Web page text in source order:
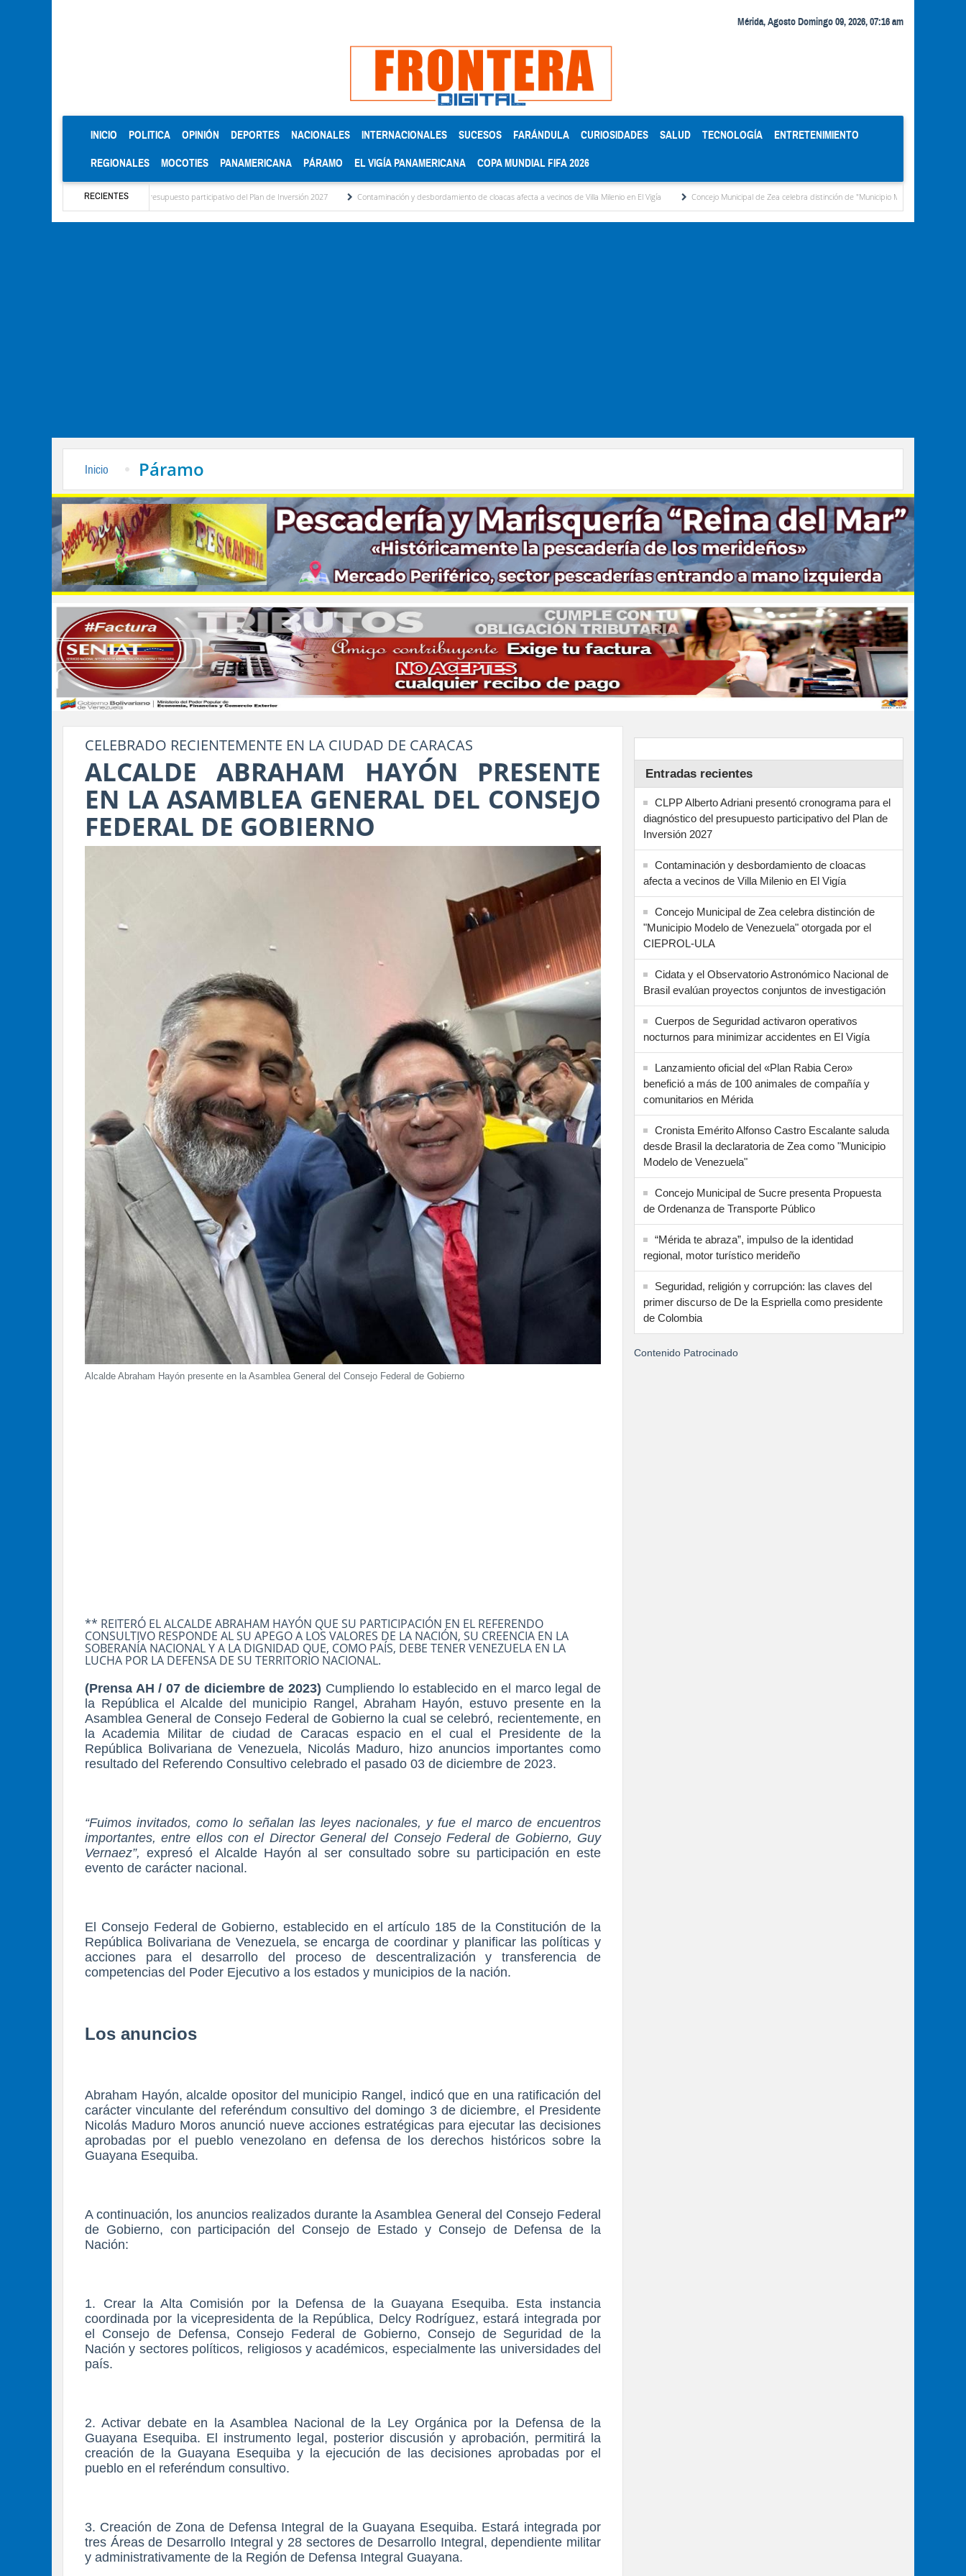
Mérida, Agosto Domingo 09, 2026, 07:16 am
INICIO (CURRENT)
POLITICA OPINIÓN DEPORTES NACIONALES INTERNACIONALES SUCESOS FARÁNDULA CURIOSIDADES SALUD TECNOLOGÍA ENTRETENIMIENTO
REGIONALES MOCOTIES PANAMERICANA PÁRAMO EL VIGÍA PANAMERICANA COPA MUNDIAL FIFA 2026
RECIENTES
el diagnóstico del presupuesto participativo del Plan de Inversión 2027 Contaminación y desbordamiento de cloacas afecta a vecinos de Villa Milenio en El Vigía Concejo Municipal de Zea celebra distinción de "Municipio Modelo de Venezuela" otorgada por el
Inicio Páramo
CELEBRADO RECIENTEMENTE EN LA CIUDAD DE CARACAS
ALCALDE ABRAHAM HAYÓN PRESENTE
EN LA ASAMBLEA GENERAL DEL CONSEJO
FEDERAL DE GOBIERNO
Alcalde Abraham Hayón presente en la Asamblea General del Consejo Federal de Gobierno
** REITERÓ EL ALCALDE ABRAHAM HAYÓN QUE SU PARTICIPACIÓN EN EL REFERENDO
CONSULTIVO RESPONDE AL SU APEGO A LOS VALORES DE LA NACIÓN, SU CREENCIA EN LA
SOBERANÍA NACIONAL Y A LA DIGNIDAD QUE, COMO PAÍS, DEBE TENER VENEZUELA EN LA
LUCHA POR LA DEFENSA DE SU TERRITORIO NACIONAL.
(Prensa AH / 07 de diciembre de 2023) Cumpliendo lo establecido en el marco legal de
la República el Alcalde del municipio Rangel, Abraham Hayón, estuvo presente en la
Asamblea General de Consejo Federal de Gobierno la cual se celebró, recientemente, en
la Academia Militar de ciudad de Caracas espacio en el cual el Presidente de la
República Bolivariana de Venezuela, Nicolás Maduro, hizo anuncios importantes como
resultado del Referendo Consultivo celebrado el pasado 03 de diciembre de 2023.
“Fuimos invitados, como lo señalan las leyes nacionales, y fue el marco de encuentros
importantes, entre ellos con el Director General del Consejo Federal de Gobierno, Guy
Vernaez”, expresó el Alcalde Hayón al ser consultado sobre su participación en este
evento de carácter nacional.
El Consejo Federal de Gobierno, establecido en el artículo 185 de la Constitución de la
República Bolivariana de Venezuela, se encarga de coordinar y planificar las políticas y
acciones para el desarrollo del proceso de descentralización y transferencia de
competencias del Poder Ejecutivo a los estados y municipios de la nación.
Los anuncios
Abraham Hayón, alcalde opositor del municipio Rangel, indicó que en una ratificación del
carácter vinculante del referéndum consultivo del domingo 3 de diciembre, el Presidente
Nicolás Maduro Moros anunció nueve acciones estratégicas para ejecutar las decisiones
aprobadas por el pueblo venezolano en defensa de los derechos históricos sobre la
Guayana Esequiba.
A continuación, los anuncios realizados durante la Asamblea General del Consejo Federal
de Gobierno, con participación del Consejo de Estado y Consejo de Defensa de la
Nación:
1. Crear la Alta Comisión por la Defensa de la Guayana Esequiba. Esta instancia
coordinada por la vicepresidenta de la República, Delcy Rodríguez, estará integrada por
el Consejo de Defensa, Consejo Federal de Gobierno, Consejo de Seguridad de la
Nación y sectores políticos, religiosos y académicos, especialmente las universidades del
país.
2. Activar debate en la Asamblea Nacional de la Ley Orgánica por la Defensa de la
Guayana Esequiba. El instrumento legal, posterior discusión y aprobación, permitirá la
creación de la Guayana Esequiba y la ejecución de las decisiones aprobadas por el
pueblo en el referéndum consultivo.
3. Creación de Zona de Defensa Integral de la Guayana Esequiba. Estará integrada por
tres Áreas de Desarrollo Integral y 28 sectores de Desarrollo Integral, dependiente militar
y administrativamente de la Región de Defensa Integral Guayana.
Entradas recientes
CLPP Alberto Adriani presentó cronograma para el
diagnóstico del presupuesto participativo del Plan de
Inversión 2027
Contaminación y desbordamiento de cloacas
afecta a vecinos de Villa Milenio en El Vigía
Concejo Municipal de Zea celebra distinción de
"Municipio Modelo de Venezuela" otorgada por el
CIEPROL-ULA
Cidata y el Observatorio Astronómico Nacional de
Brasil evalúan proyectos conjuntos de investigación
Cuerpos de Seguridad activaron operativos
nocturnos para minimizar accidentes en El Vigía
Lanzamiento oficial del «Plan Rabia Cero»
benefició a más de 100 animales de compañía y
comunitarios en Mérida
Cronista Emérito Alfonso Castro Escalante saluda
desde Brasil la declaratoria de Zea como "Municipio
Modelo de Venezuela"
Concejo Municipal de Sucre presenta Propuesta
de Ordenanza de Transporte Público
“Mérida te abraza”, impulso de la identidad
regional, motor turístico merideño
Seguridad, religión y corrupción: las claves del
primer discurso de De la Espriella como presidente
de Colombia
Contenido Patrocinado